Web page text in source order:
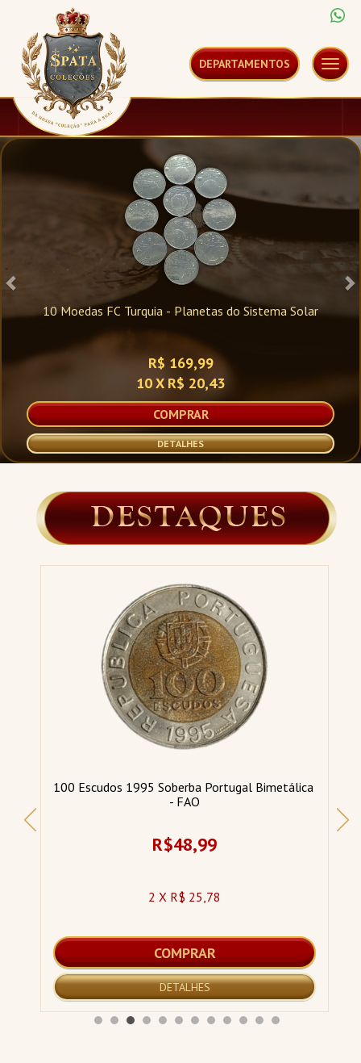
MENU
DEPARTAMENTOS
Sistema Solar 100 Escudos 1995 Soberba
DETALHES
100 Escudos 1995 Soberba Portugal Bimetálica
- FAO
R$48,99
2 X R$ 25,78
COMPRAR
DETALHES